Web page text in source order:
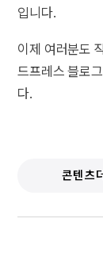
입니다.
이제 여러분도
드프레스 블로
다.
콘텐츠